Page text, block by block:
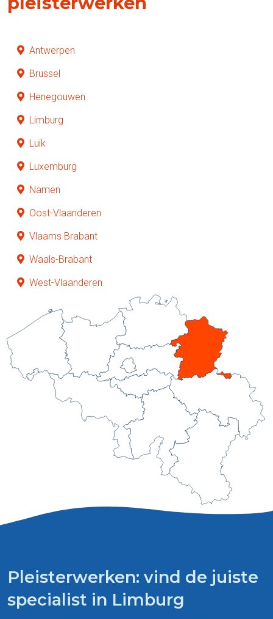
Antwerpen
Brussel
Henegouwen
Limburg
Luik
Luxemburg
Namen
Oost-Vlaanderen
Vlaams Brabant
Waals-Brabant
West-Vlaanderen
Pleisterwerken: vind de juiste
specialist in Limburg